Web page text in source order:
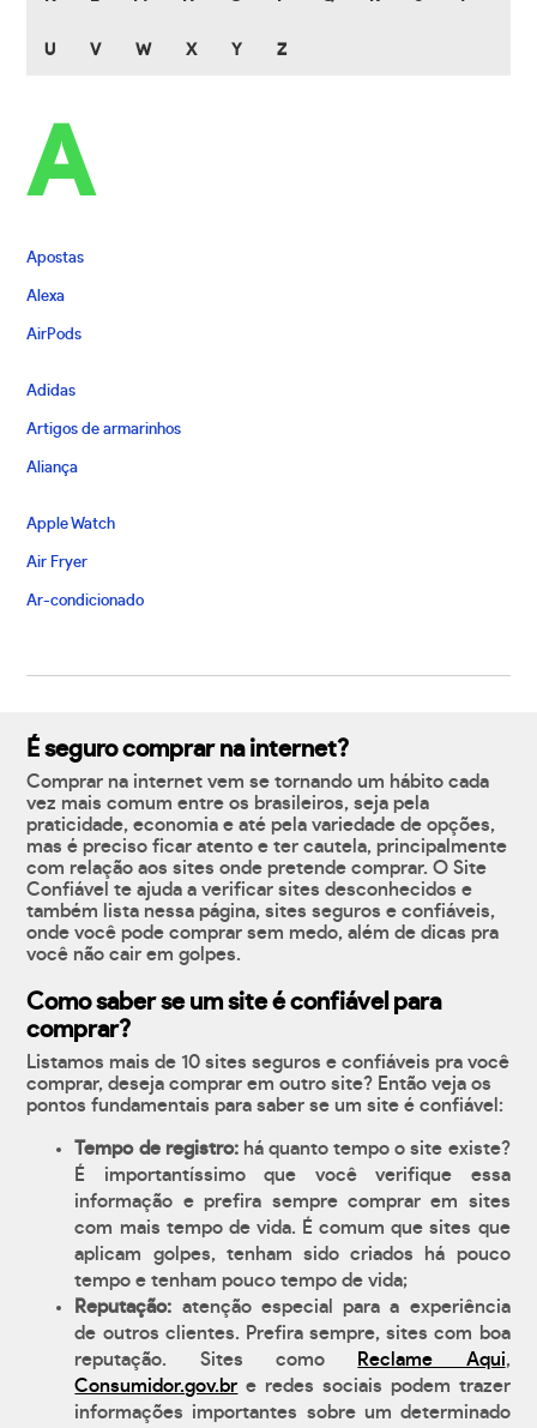
U V W X Y Z
A
Apostas
Alexa
AirPods
Adidas
Artigos de armarinhos
Aliança
Apple Watch
Air Fryer
Ar-condicionado
É seguro comprar na internet?
Comprar na internet vem se tornando um hábito cada
vez mais comum entre os brasileiros, seja pela
praticidade, economia e até pela variedade de opções,
mas é preciso ficar atento e ter cautela, principalmente
com relação aos sites onde pretende comprar. O Site
Confiável te ajuda a verificar sites desconhecidos e
também lista nessa página, sites seguros e confiáveis,
onde você pode comprar sem medo, além de dicas pra
você não cair em golpes.
Como saber se um site é confiável para
comprar?
Listamos mais de 10 sites seguros e confiáveis pra você
comprar, deseja comprar em outro site? Então veja os
pontos fundamentais para saber se um site é confiável:
Tempo de registro:há quanto tempo o site existe?
É importantíssimo que você verifique essa
informação e prefira sempre comprar em sites
com mais tempo de vida. É comum que sites que
aplicam golpes, tenham sido criados há pouco
tempo e tenham pouco tempo de vida;
Reputação: atenção especial para a experiência
de outros clientes. Prefira sempre, sites com boa
reputação. Sites como
Reclame Aqui,
Consumidor.gov.br e redes sociais podem trazer
informações importantes sobre um determinado